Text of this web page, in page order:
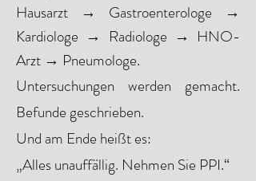
Hausarzt → Gastroenterologe →
Kardiologe → Radiologe → HNO-
Arzt → Pneumologe.
Untersuchungen werden gemacht.
Befunde geschrieben.
Und am Ende heißt es:
„Alles unauffällig. Nehmen Sie PPI.“